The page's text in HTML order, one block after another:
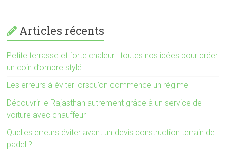
Articles récents
Petite terrasse et forte chaleur : toutes nos idées pour créer
un coin d’ombre stylé
Les erreurs à éviter lorsqu’on commence un régime
Découvrir le Rajasthan autrement grâce à un service de
voiture avec chauffeur
Quelles erreurs éviter avant un devis construction terrain de
padel ?